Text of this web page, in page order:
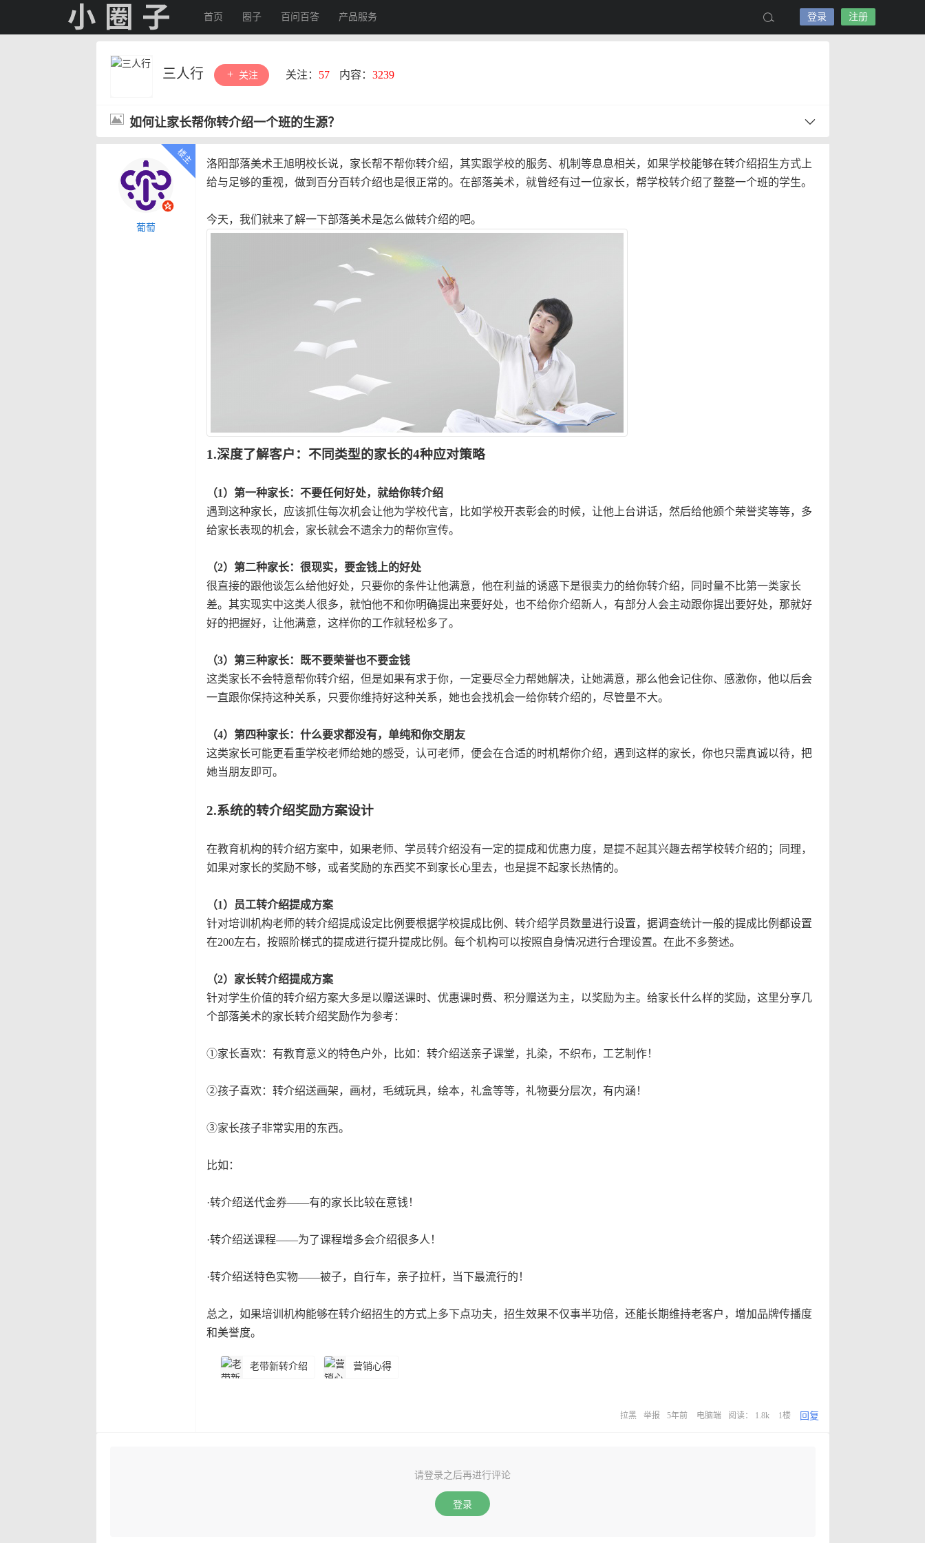
首页 圈子 百问百答 产品服务 登录 注册
三人行 关注 关注： 57 内容： 3239
如何让家长帮你转介绍一个班的生源？
葡萄
洛阳部落美术王旭明校长说，家长帮不帮你转介绍，其实跟学校的服务、机制等息息相关，如果学校能够在转介绍招生方式上
给与足够的重视，做到百分百转介绍也是很正常的。在部落美术，就曾经有过一位家长，帮学校转介绍了整整一个班的学生。
今天，我们就来了解一下部落美术是怎么做转介绍的吧。
1.深度了解客户：不同类型的家长的4种应对策略
（1）第一种家长：不要任何好处，就给你转介绍
遇到这种家长，应该抓住每次机会让他为学校代言，比如学校开表彰会的时候，让他上台讲话，然后给他颁个荣誉奖等等，多
给家长表现的机会，家长就会不遗余力的帮你宣传。
（2）第二种家长：很现实，要金钱上的好处
很直接的跟他谈怎么给他好处，只要你的条件让他满意，他在利益的诱惑下是很卖力的给你转介绍，同时量不比第一类家长
差。其实现实中这类人很多，就怕他不和你明确提出来要好处，也不给你介绍新人，有部分人会主动跟你提出要好处，那就好
好的把握好，让他满意，这样你的工作就轻松多了。
（3）第三种家长：既不要荣誉也不要金钱
这类家长不会特意帮你转介绍，但是如果有求于你，一定要尽全力帮她解决，让她满意，那么他会记住你、感激你，他以后会
一直跟你保持这种关系，只要你维持好这种关系，她也会找机会一给你转介绍的，尽管量不大。
（4）第四种家长：什么要求都没有，单纯和你交朋友
这类家长可能更看重学校老师给她的感受，认可老师，便会在合适的时机帮你介绍，遇到这样的家长，你也只需真诚以待，把
她当朋友即可。
2.系统的转介绍奖励方案设计
在教育机构的转介绍方案中，如果老师、学员转介绍没有一定的提成和优惠力度，是提不起其兴趣去帮学校转介绍的；同理，
如果对家长的奖励不够，或者奖励的东西奖不到家长心里去，也是提不起家长热情的。
（1）员工转介绍提成方案
针对培训机构老师的转介绍提成设定比例要根据学校提成比例、转介绍学员数量进行设置，据调查统计一般的提成比例都设置
在200左右，按照阶梯式的提成进行提升提成比例。每个机构可以按照自身情况进行合理设置。在此不多赘述。
（2）家长转介绍提成方案
针对学生价值的转介绍方案大多是以赠送课时、优惠课时费、积分赠送为主，以奖励为主。给家长什么样的奖励，这里分享几
个部落美术的家长转介绍奖励作为参考：
①家长喜欢：有教育意义的特色户外，比如：转介绍送亲子课堂，扎染，不织布，工艺制作！
②孩子喜欢：转介绍送画架，画材，毛绒玩具，绘本，礼盒等等，礼物要分层次，有内涵！
③家长孩子非常实用的东西。
比如：
·转介绍送代金券——有的家长比较在意钱！
·转介绍送课程——为了课程增多会介绍很多人！
·转介绍送特色实物——被子，自行车，亲子拉杆，当下最流行的！
总之，如果培训机构能够在转介绍招生的方式上多下点功夫，招生效果不仅事半功倍，还能长期维持老客户，增加品牌传播度
和美誉度。
老带新转介绍 营销心得
拉黑 举报 5年前 电脑端 阅读： 1.8k 1楼 回复
请登录之后再进行评论
登录